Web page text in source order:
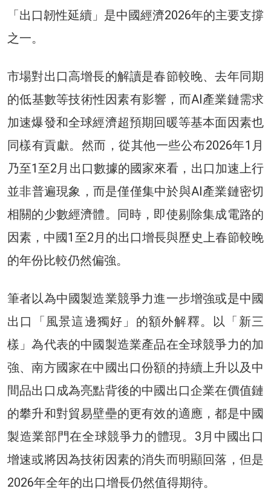
「出口韌性延續」是中國經濟2026年的主要支撐
之一。
市場對出口高增長的解讀是春節較晚、去年同期
的低基數等技術性因素有影響，而AI產業鏈需求
加速爆發和全球經濟超預期回暖等基本面因素也
同樣有貢獻。然而，從其他一些公布2026年1月
乃至1至2月出口數據的國家來看，出口加速上行
並非普遍現象，而是僅僅集中於與AI產業鏈密切
相關的少數經濟體。同時，即使剔除集成電路的
因素，中國1至2月的出口增長與歷史上春節較晚
的年份比較仍然偏強。
筆者以為中國製造業競爭力進一步增強或是中國
出口「風景這邊獨好」的額外解釋。以「新三
樣」為代表的中國製造業產品在全球競爭力的加
強、南方國家在中國出口份額的持續上升以及中
間品出口成為亮點背後的中國出口企業在價值鏈
的攀升和對貿易壁壘的更有效的適應，都是中國
製造業部門在全球競爭力的體現。3月中國出口
增速或將因為技術因素的消失而明顯回落，但是
2026年全年的出口增長仍然值得期待。